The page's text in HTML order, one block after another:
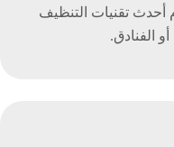
أحدث تقنيات التنظيف
الفنادق.